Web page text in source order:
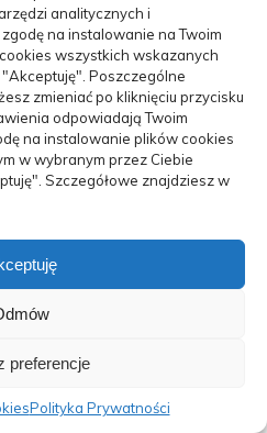
analitycznych i
na instalowanie na Twoim
wszystkich wskazanych
Poszczególne
zmieniać po kliknięciu przycisku
odpowiadają Twoim
na instalowanie plików cookies
w wybranym przez Ciebie
Szczegółowe znajdziesz w
preferencje
Polityka Prywatności
zwrócić swoją uwagę
10/2024